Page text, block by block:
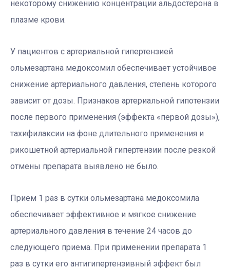
некоторому снижению концентрации альдостерона в
плазме крови.
У пациентов с артериальной гипертензией
ольмезартана медоксомил обеспечивает устойчивое
снижение артериального давления, степень которого
зависит от дозы. Признаков артериальной гипотензии
после первого применения (эффекта «первой дозы»),
тахифилаксии на фоне длительного применения и
рикошетной артериальной гипертензии после резкой
отмены препарата выявлено не было.
Прием 1 раз в сутки ольмезартана медоксомила
обеспечивает эффективное и мягкое снижение
артериального давления в течение 24 часов до
следующего приема. При применении препарата 1
раз в сутки его антигипертензивный эффект был